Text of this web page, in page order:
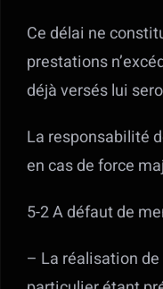
Ce délai ne
prestations
déjà versés lui
La responsabilité
en cas de force
5-2 A défaut de
– La réalisation